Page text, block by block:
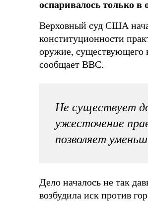
оспаривалось только в
Верховный суд США
конституционности
оружие, существующего
сообщает BBC.
Не существует
ужесточение
позволяет
Дело началось не так
возбудила иск против